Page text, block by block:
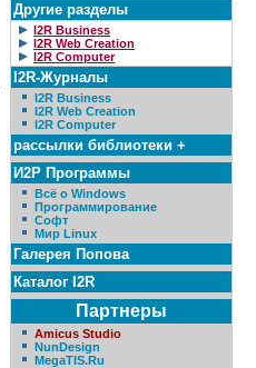
Другие разделы
I2R Business
I2R Web Creation
I2R Computer
I2R-Журналы
I2R Business
I2R Web Creation
I2R Computer
рассылки библиотеки +
И2Р Программы
Всё о Windows
Программирование
Софт
Мир Linux
Галерея Попова
Каталог I2R
Партнеры
Amicus Studio
NunDesign
MegaTIS.Ru